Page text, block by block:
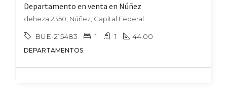
Departamento en venta en Núñez
deheza 2350, Núñez, Capital Federal
BUE-215483 1 1 44.00
DEPARTAMENTOS